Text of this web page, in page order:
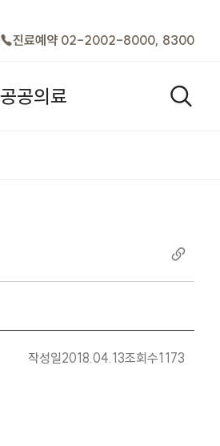
진료예약 02-2002-8000, 8300
공공의료 검색열기
작성일2018.04.13조회수1173